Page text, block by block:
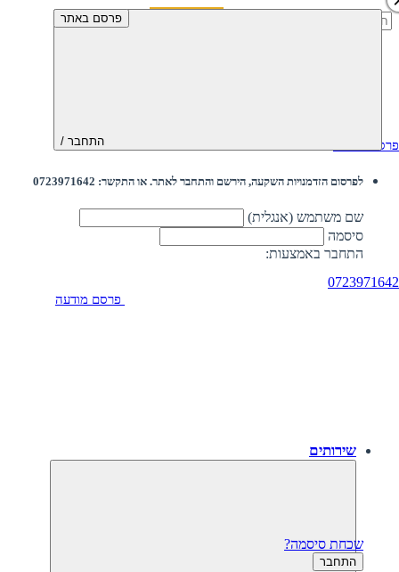
חיפוש:
0723971642
פרסם מודעה התחבר /
לפרסום הזדמנויות השקעה, הירשם והתחבר לאתר. או התקשר: 0723971642
שם משתמש (אנגלית)
סיסמה
התחבר באמצעות:
שכחת סיסמה?
התחבר
פרסם באתר
פרסם מודעה
שירותים